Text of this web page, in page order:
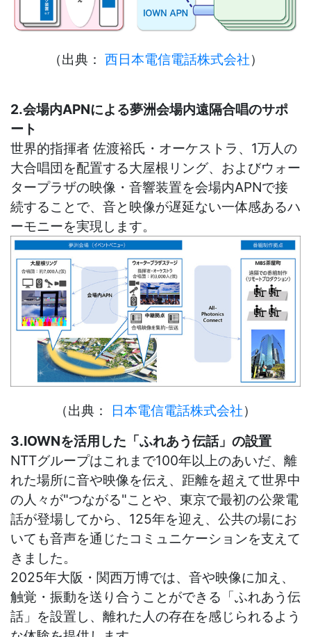
（出典： 西日本電信電話株式会社）
2.会場内APNによる夢洲会場内遠隔合唱のサポ
ート
世界的指揮者 佐渡裕氏・オーケストラ、1万人の
大合唱団を配置する大屋根リング、およびウォー
タープラザの映像・音響装置を会場内APNで接
続することで、音と映像が遅延ない一体感あるハ
ーモニーを実現します。
（出典： 日本電信電話株式会社）
3.IOWNを活用した「ふれあう伝話」の設置
NTTグループはこれまで100年以上のあいだ、離
れた場所に音や映像を伝え、距離を超えて世界中
の人々が"つながる"ことや、 東京で最初の公衆電
話が登場してから、125年を迎え、公共の場にお
いても音声を通じたコミュニケーションを支えて
きました。
2025年大阪・関西万博では、音や映像に加え、
触覚・振動を送り合うことができる「ふれあう伝
話」を設置し、離れた人の存在を感じられるよう